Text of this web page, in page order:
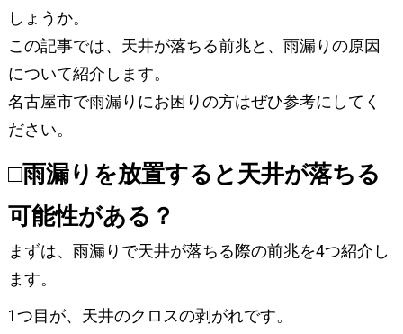
しょうか。
この記事では、天井が落ちる前兆と、雨漏りの原因
について紹介します。
名古屋市で雨漏りにお困りの方はぜひ参考にしてく
ださい。
□雨漏りを放置すると天井が落ちる
可能性がある？
まずは、雨漏りで天井が落ちる際の前兆を4つ紹介し
ます。
1つ目が、天井のクロスの剥がれです。